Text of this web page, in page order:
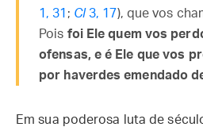
1, 31 ; Cl3, 17), que vos
Pois foi Ele quem vos
ofensas, e é Ele que vos
por haverdes emendado
Em sua poderosa luta de